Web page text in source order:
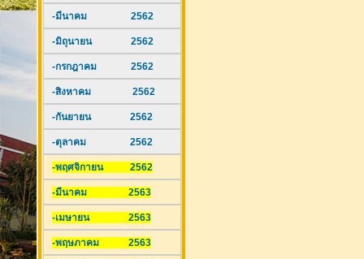
-มีนาคม 2562
-มิถุนายน 2562
-กรกฎาคม 2562
-สิงหาคม 2562
-กันยายน 2562
-ตุลาคม 2562
-พฤศจิกายน 2562
-มีนาคม 2563
-เมษายน 2563
-พฤษภาคม 2563